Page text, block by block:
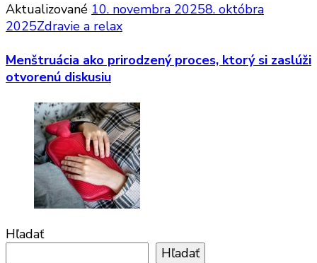
Aktualizované 10. novembra 20258. októbra
2025Zdravie a relax
Menštruácia ako prirodzený proces, ktorý si zaslúži
otvorenú diskusiu
Hľadať
Hľadať